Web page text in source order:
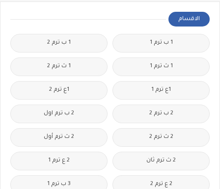
الاقسام
1 ب ترم 1 1 ب ترم 2
1 ث ترم 1 1 ث ترم 2
1ع ترم 1 1ع ترم 2
2 ب ترم 2 2 ب ترم اول
2 ث ترم 2 2 ث ترم أول
2 ث ترم ثان 2 ع ترم 1
2 ع ترم 2 3 ب ترم 1